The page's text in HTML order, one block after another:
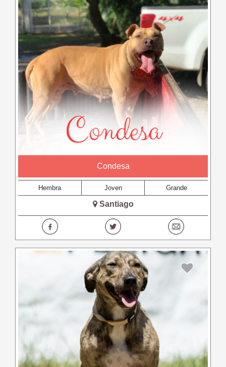
Condesa
Hembra Joven Grande
Santiago